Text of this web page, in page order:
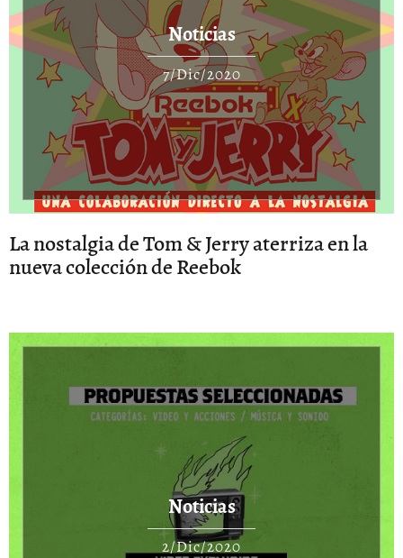
Noticias
7/Dic/2020
La nostalgia de Tom & Jerry aterriza en la
nueva colección de Reebok
Noticias
2/Dic/2020